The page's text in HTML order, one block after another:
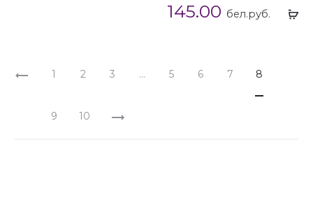
145.00 бел.руб.
1 2 3 … 5 6 7 8
9 10